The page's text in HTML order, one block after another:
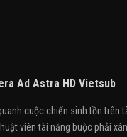
Ad Astra HD Vietsub
cuộc chiến sinh tồn trên
viên tài năng buộc phải